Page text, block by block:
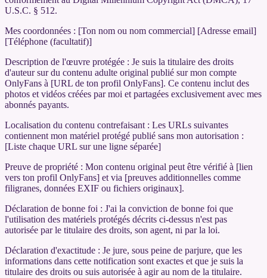
U.S.C. § 512.
Mes coordonnées : [Ton nom ou nom commercial] [Adresse email]
[Téléphone (facultatif)]
Description de l'œuvre protégée : Je suis la titulaire des droits
d'auteur sur du contenu adulte original publié sur mon compte
OnlyFans à [URL de ton profil OnlyFans]. Ce contenu inclut des
photos et vidéos créées par moi et partagées exclusivement avec mes
abonnés payants.
Localisation du contenu contrefaisant : Les URLs suivantes
contiennent mon matériel protégé publié sans mon autorisation :
[Liste chaque URL sur une ligne séparée]
Preuve de propriété : Mon contenu original peut être vérifié à [lien
vers ton profil OnlyFans] et via [preuves additionnelles comme
filigranes, données EXIF ou fichiers originaux].
Déclaration de bonne foi : J'ai la conviction de bonne foi que
l'utilisation des matériels protégés décrits ci-dessus n'est pas
autorisée par le titulaire des droits, son agent, ni par la loi.
Déclaration d'exactitude : Je jure, sous peine de parjure, que les
informations dans cette notification sont exactes et que je suis la
titulaire des droits ou suis autorisée à agir au nom de la titulaire.